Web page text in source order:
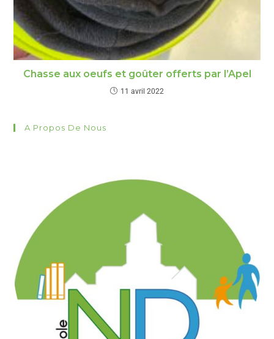
Chasse aux oeufs et goûter offerts par l’Apel
11 avril 2022
A Propos De Nous